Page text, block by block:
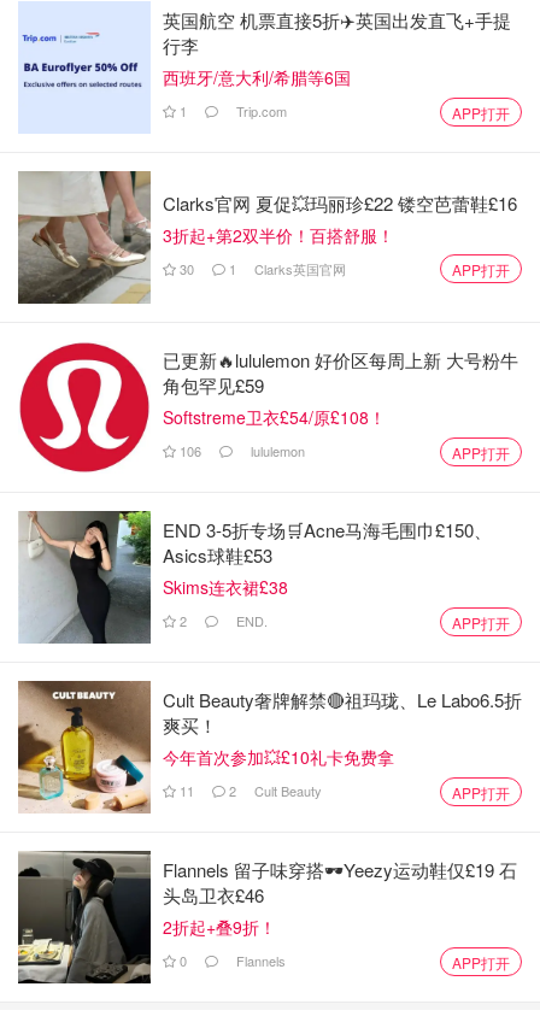
英国航空 机票直接5折✈️英国出发直飞+手提
行李
西班牙/意大利/希腊等6国
1 Trip.com APP打开
Clarks官网 夏促💥玛丽珍£22 镂空芭蕾鞋£16
3折起+第2双半价！百搭舒服！
30 1 Clarks英国官网 APP打开
已更新🔥lululemon 好价区每周上新 大号粉牛
角包罕见£59
Softstreme卫衣£54/原£108！
106 lululemon APP打开
END 3-5折专场🛒Acne马海毛围巾£150、
Asics球鞋£53
Skims连衣裙£38
2 END. APP打开
Cult Beauty奢牌解禁🔴祖玛珑、Le Labo6.5折
爽买！
今年首次参加💥£10礼卡免费拿
11 2 Cult Beauty APP打开
Flannels 留子味穿搭🕶️Yeezy运动鞋仅£19 石
头岛卫衣£46
2折起+叠9折！
0 Flannels APP打开